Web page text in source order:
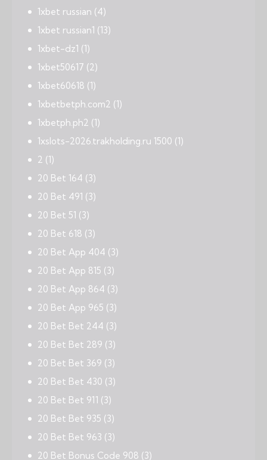
1xbet russian (4)
1xbet russian1 (13)
1xbet-dz1 (1)
1xbet50617 (2)
1xbet60618 (1)
1xbetbetph.com2 (1)
1xbetph.ph2 (1)
1xslots-2026.trakholding.ru 1500 (1)
2 (1)
20 Bet 164 (3)
20 Bet 491 (3)
20 Bet 51 (3)
20 Bet 618 (3)
20 Bet App 404 (3)
20 Bet App 815 (3)
20 Bet App 864 (3)
20 Bet App 965 (3)
20 Bet Bet 244 (3)
20 Bet Bet 289 (3)
20 Bet Bet 369 (3)
20 Bet Bet 430 (3)
20 Bet Bet 911 (3)
20 Bet Bet 935 (3)
20 Bet Bet 963 (3)
20 Bet Bonus Code 908 (3)